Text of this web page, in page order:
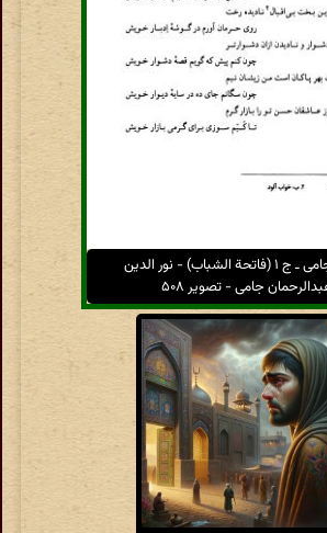
دیوان جامی ـ ج ۱ (فاتحة الشباب) - نور الدین
جامی - تصویر ۵۰۸